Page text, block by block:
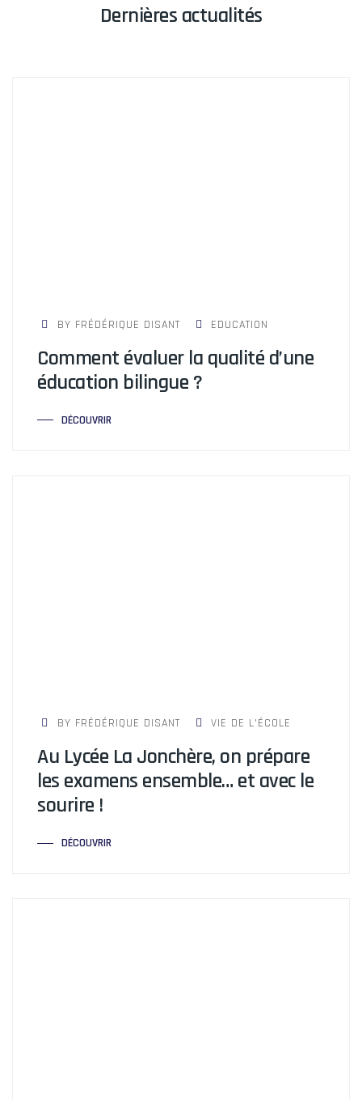
Dernières actualités
BY FRÉDÉRIQUE DISANT EDUCATION
Comment évaluer la qualité d’une
éducation bilingue ?
DÉCOUVRIR
BY FRÉDÉRIQUE DISANT VIE DE L'ÉCOLE
Au Lycée La Jonchère, on prépare
les examens ensemble… et avec le
sourire !
DÉCOUVRIR